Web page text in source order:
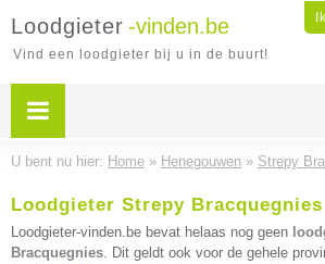
Loodgieter -vinden.be
Vind een loodgieter bij u in de buurt!
U bent nu hier: Home » Henegouwen » Strepy
Loodgieter Strepy Bracquegnies
Loodgieter-vinden.be bevat helaas nog geen
Bracquegnies. Dit geldt ook voor de gehele